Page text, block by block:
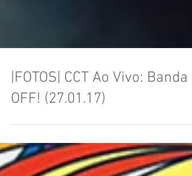
|FOTOS| CCT Ao Vivo: Banda
OFF! (27.01.17)